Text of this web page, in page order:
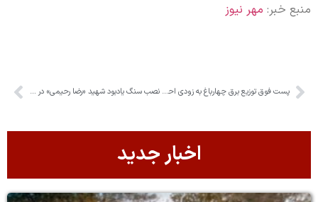
منبع خبر: مهر نیوز
پست فوق توزیع برق چهارباغ به زودی احداث می شود نصب سنگ یادبود شهید «رضا رحیمی» در چهارباغ
اخبار جدید